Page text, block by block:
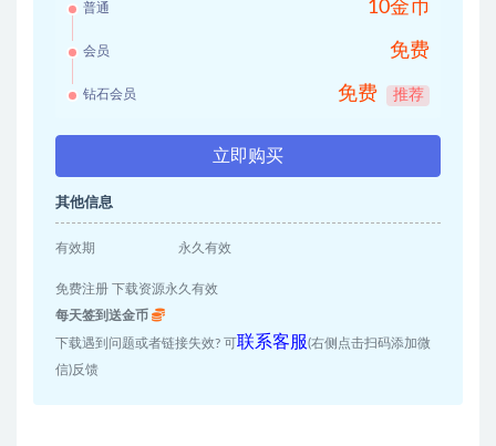
普通 10金币
会员 免费
钻石会员 免费 推荐
立即购买
其他信息
有效期 永久有效
免费注册 下载资源永久有效
每天签到送金币
下载遇到问题或者链接失效? 可联系客服(右侧点击扫码添加微
信)反馈